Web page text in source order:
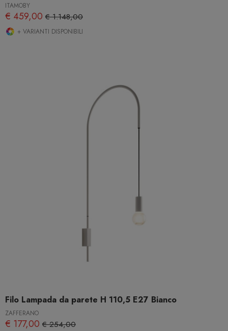
ITAMOBY
€ 459,00 € 1.148,00
+ VARIANTI DISPONIBILI
Filo Lampada da parete H 110,5 E27 Bianco
ZAFFERANO
€ 177,00 € 254,00